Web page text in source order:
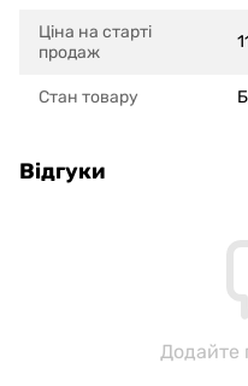
Ціна на старті
продаж
Стан товару
Відгуки
Додайте